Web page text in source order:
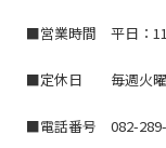
■営業時間 平日：
■定休日 毎週火
■電話番号 082-